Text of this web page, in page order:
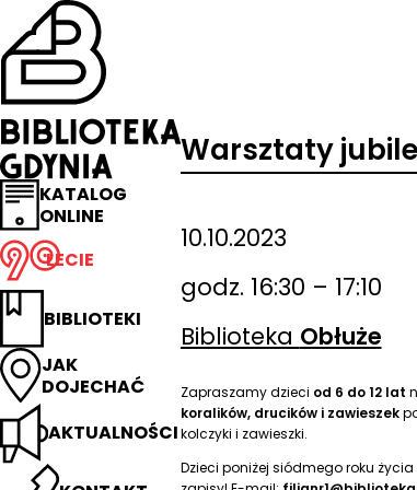
Przejdź
na
stronę
główną
Biblioteka
Gdynia
KATALOG
ONLINE
LECIE
BIBLIOTEKI
JAK
DOJECHAĆ
AKTUALNOŚCI
Warsztaty
10.10.2023
godz. 16:30 – 17:10
Biblioteka Obłuże
Zapraszamy dzieci od 6 do 12 lat
koralików, drucików i zawieszek
kolczyki i zawieszki.
Dzieci poniżej siódmego roku